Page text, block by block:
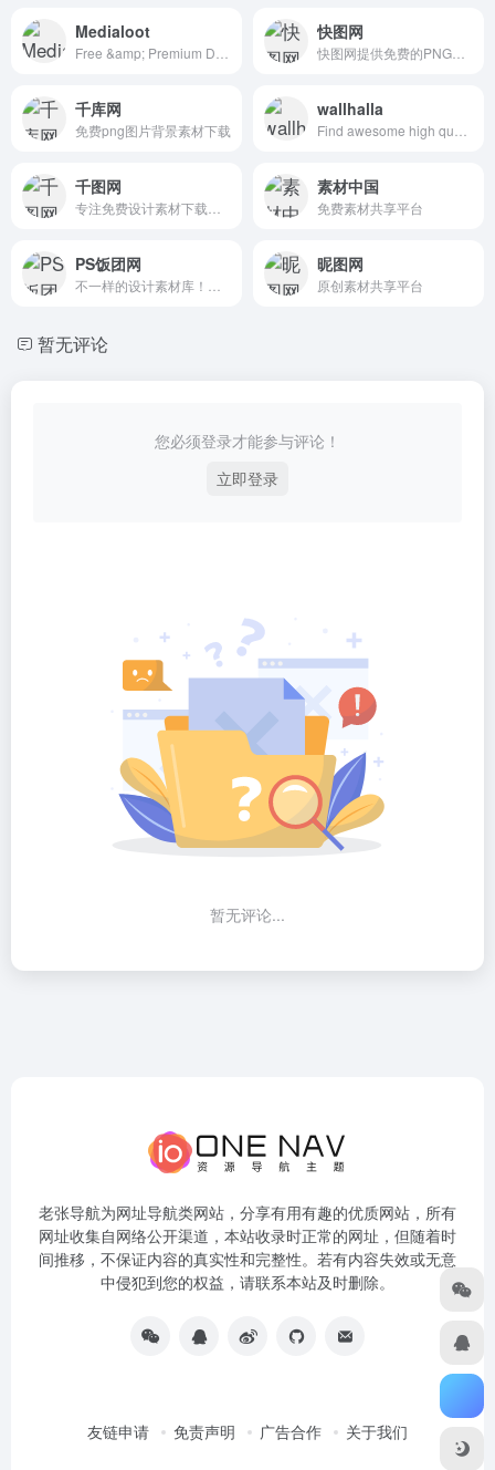
Medialoot 快图网
千库网
免费png图片背景素材下载
wallhalla
千图网 素材中国
免费素材共享平台
PS饭团网 昵图网
原创素材共享平台
暂无评论
您必须登录才能参与评论！
立即登录
暂无评论...
老张导航为网址导航类网站，分享有用有趣的优质网站，所有
网址收集自网络公开渠道，本站收录时正常的网址，但随着时
间推移，不保证内容的真实性和完整性。若有内容失效或无意
中侵犯到您的权益，请联系本站及时删除。
友链申请 免责声明 广告合作 关于我们